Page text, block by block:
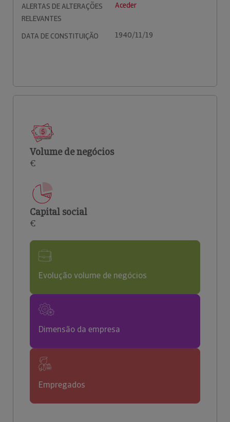
ALERTAS DE ALTERAÇÕES
RELEVANTES
Aceder
DATA DE CONSTITUIÇÃO 1940/11/19
Volume de negócios
€
Capital social
€
Evolução volume de negócios
Dimensão da empresa
Empregados